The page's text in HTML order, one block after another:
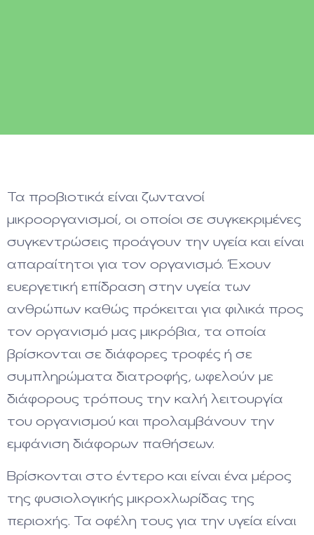
Τα προβιοτικά είναι ζωντανοί
μικροοργανισμοί, οι οποίοι σε συγκεκριμένες
συγκεντρώσεις προάγουν την υγεία και είναι
απαραίτητοι για τον οργανισμό. Έχουν
ευεργετική επίδραση στην υγεία των
ανθρώπων καθώς πρόκειται για φιλικά προς
τον οργανισμό μας μικρόβια, τα οποία
βρίσκονται σε διάφορες τροφές ή σε
συμπληρώματα διατροφής, ωφελούν με
διάφορους τρόπους την καλή λειτουργία
του οργανισμού και προλαμβάνουν την
εμφάνιση διάφορων παθήσεων.
Βρίσκονται στο έντερο και είναι ένα μέρος
της φυσιολογικής μικροχλωρίδας της
περιοχής. Τα οφέλη τους για την υγεία είναι